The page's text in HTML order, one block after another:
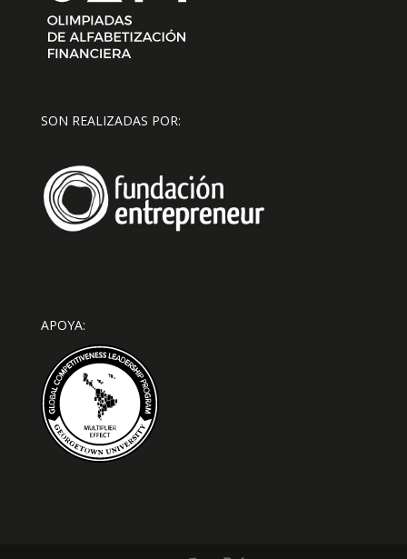
SON REALIZADAS POR:
APOYA: